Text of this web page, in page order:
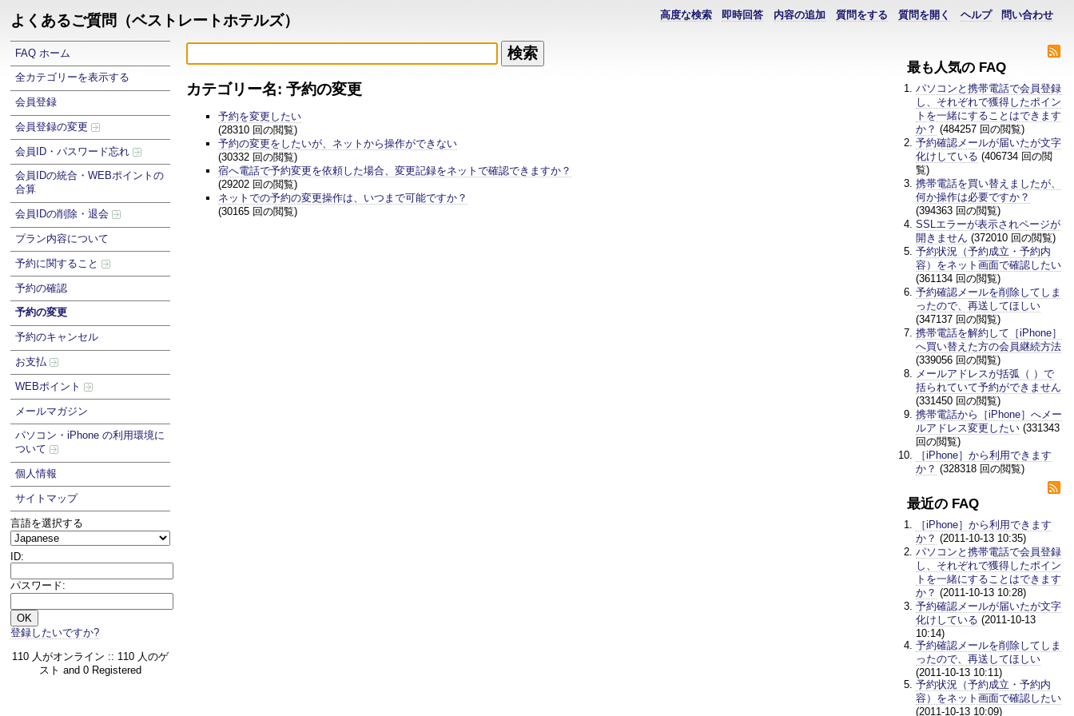
よくあるご質問（ベストレートホテルズ） 問い合わせ
ヘルプ
質問を開く
質問をする
内容の追加
即時回答
高度な検索
FAQ ホーム
全カテゴリーを表示する
会員登録
会員登録の変更
会員ID・パスワード忘れ
会員IDの統合・WEBポイントの
合算
会員IDの削除・退会
プラン内容について
予約に関すること
予約の確認
予約の変更
予約のキャンセル
お支払
WEBポイント
メールマガジン
パソコン・iPhone の利用環境に
ついて
個人情報
サイトマップ
言語を選択する
ID:
パスワード:
登録したいですか?
110 人がオンライン :: 110 人のゲ
スト and 0 Registered
最も人気の FAQ
パソコンと携帯電話で会員登録
し、それぞれで獲得したポイン
トを一緒にすることはできます
か？ (484257 回の閲覧)
予約確認メールが届いたが文字
化けしている (406734 回の閲
覧)
携帯電話を買い替えましたが、
何か操作は必要ですか？
(394363 回の閲覧)
SSLエラーが表示されページが
開きません (372010 回の閲覧)
予約状況（予約成立・予約内
容）をネット画面で確認したい
(361134 回の閲覧)
予約確認メールを削除してしま
ったので、再送してほしい
(347137 回の閲覧)
携帯電話を解約して［iPhone］
へ買い替えた方の会員継続方法
(339056 回の閲覧)
メールアドレスが括弧（ ）で
括られていて予約ができません
(331450 回の閲覧)
携帯電話から［iPhone］へメー
ルアドレス変更したい (331343
回の閲覧)
［iPhone］から利用できます
か？ (328318 回の閲覧)
最近の FAQ
［iPhone］から利用できます
か？ (2011-10-13 10:35)
パソコンと携帯電話で会員登録
し、それぞれで獲得したポイン
トを一緒にすることはできます
か？ (2011-10-13 10:28)
予約確認メールが届いたが文字
化けしている (2011-10-13
10:14)
予約確認メールを削除してしま
ったので、再送してほしい
(2011-10-13 10:11)
予約状況（予約成立・予約内
容）をネット画面で確認したい
(2011-10-13 10:09)
カテゴリー名: 予約の変更
予約を変更したい
(28310 回の閲覧)
予約の変更をしたいが、ネットから操作ができない
(30332 回の閲覧)
宿へ電話で予約変更を依頼した場合、変更記録をネットで確認できますか？
(29202 回の閲覧)
ネットでの予約の変更操作は、いつまで可能ですか？
(30165 回の閲覧)